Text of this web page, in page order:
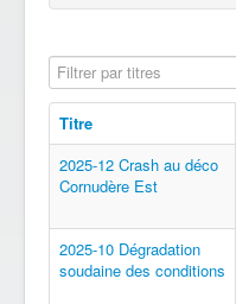
Filtrer par titres
Titre
2025-12 Crash au déco
Cornudère Est
2025-10 Dégradation
soudaine des conditions